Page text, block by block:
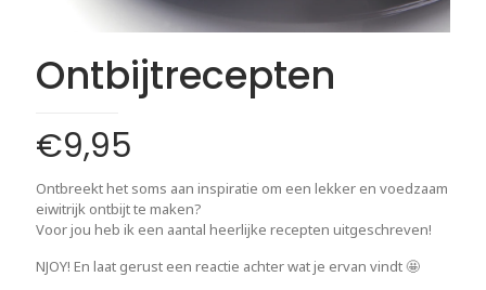
Ontbijtrecepten
€9,95
Ontbreekt het soms aan inspiratie om een lekker en voedzaam
eiwitrijk ontbijt te maken?
Voor jou heb ik een aantal heerlijke recepten uitgeschreven!
NJOY! En laat gerust een reactie achter wat je ervan vindt 🤩